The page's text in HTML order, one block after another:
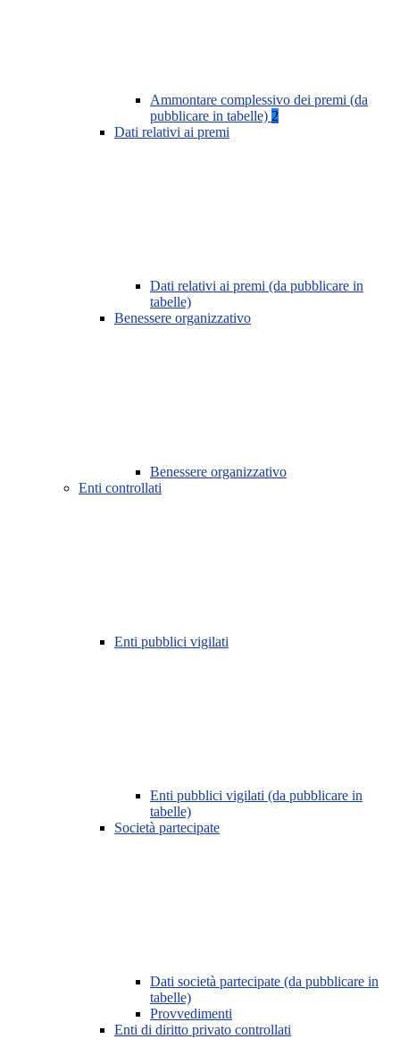
Ammontare complessivo dei premi (da
pubblicare in tabelle) 2
Dati relativi ai premi
Dati relativi ai premi (da pubblicare in
tabelle)
Benessere organizzativo
Benessere organizzativo
Enti controllati
Enti pubblici vigilati
Enti pubblici vigilati (da pubblicare in
tabelle)
Società partecipate
Dati società partecipate (da pubblicare in
tabelle)
Provvedimenti
Enti di diritto privato controllati